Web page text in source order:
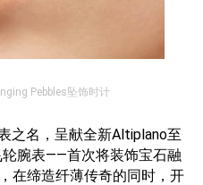
Pebbles坠饰时计
之名，呈献全新Altiplano至
腕表——首次将装饰宝石融
在缔造纤薄传奇的同时，开